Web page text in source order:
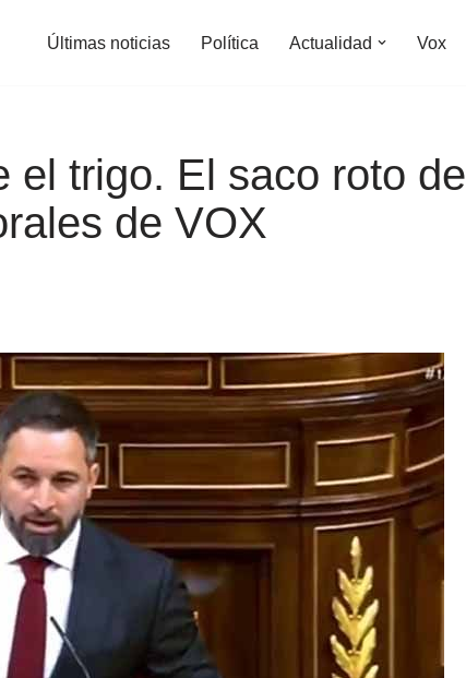
Últimas noticias Política Actualidad Vox
el trigo. El saco roto de
de VOX